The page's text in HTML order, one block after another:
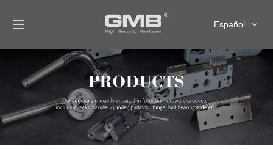
Español
العربية
Français
Pусский